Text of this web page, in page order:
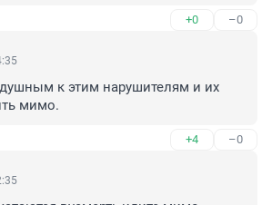
+0 –0
к этим нарушителям и их
мимо.
+4 –0